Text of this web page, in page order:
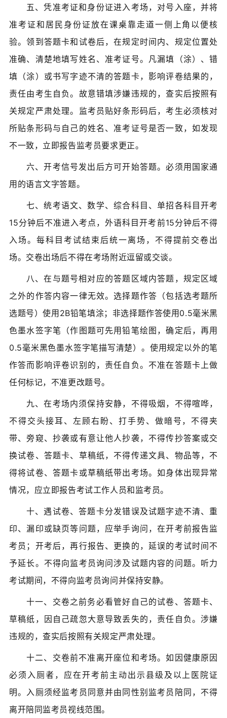
五、凭准考证和身份证进入考场，对号入座，并将
准考证和居民身份证放在课桌靠走道一侧上角以便核
验。领到答题卡和试卷后，在规定时间内、规定位置处
准确、清楚地填写姓名、准考证号。凡漏填（涂）、错
填（涂）或书写字迹不清的答题卡，影响评卷结果的，
责任由考生自负。故意错填涉嫌违规的，查实后按照有
关规定严肃处理。监考员贴好条形码后，考生必须核对
所贴条形码与自己的姓名、准考证号是否一致，如发现
不一致，立即报告监考员要求更正。
六、开考信号发出后方可开始答题。必须用国家通
用的语言文字答题。
七、统考语文、数学、综合科目、单招各科目开考
15分钟后不准进入考点，外语科目开考前15分钟后不得
入场。每科目考试结束后统一离场，不得提前交卷出
场。交卷出场后不得在考场附近逗留或交谈。
八、在与题号相对应的答题区域内答题，规定区域
之外的作答内容一律无效。选择题作答（包括选考题所
选题号）使用2B铅笔填涂；非选择题作答使用0.5毫米黑
色墨水签字笔（作图题可先用铅笔绘图，确定后，再用
0.5毫米黑色墨水签字笔描写清楚）。使用规定以外的笔
作答而影响评卷识别的，责任自负。不准在答题卡上做
任何标记，不准更改题号。
九、在考场内须保持安静，不得吸烟，不得喧哗，
不得交头接耳、左顾右盼、打手势、做暗号，不得夹
带、旁窥、抄袭或有意让他人抄袭，不得传抄答案或交
换试卷、答题卡、草稿纸，不得传递文具、物品等，不
得将试卷、答题卡或草稿纸带出考场。如身体出现异常
情况，应立即报告考试工作人员和监考员。
十、遇试卷、答题卡分发错误及试题字迹不清、重
印、漏印或缺页等问题，应举手询问，在开考前报告监
考员；开考后，再行报告、更换的，延误的考试时间不
予延长。不得向监考员询问涉及试题内容的问题。听力
考试期间，不得向监考员询问并保持安静。
十一、交卷之前务必看管好自己的试卷、答题卡、
草稿纸，因自己疏忽大意导致丢失的，责任自负。涉嫌
违规的，查实后按照有关规定严肃处理。
十二、交卷前不准离开座位和考场。如因健康原因
必须入厕者，应在开考前主动出示县级及以上医院证
明。入厕须经监考员同意并由同性别监考员陪同，不得
离开陪同监考员视线范围。